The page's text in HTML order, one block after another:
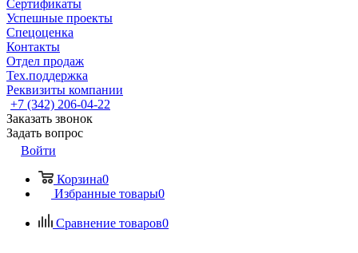
Сертификаты
Успешные проекты
Спецоценка
Контакты
Отдел продаж
Тех.поддержка
Реквизиты компании
+7 (342) 206-04-22
Заказать звонок
Задать вопрос
Войти
Корзина0
Избранные товары0
Сравнение товаров0